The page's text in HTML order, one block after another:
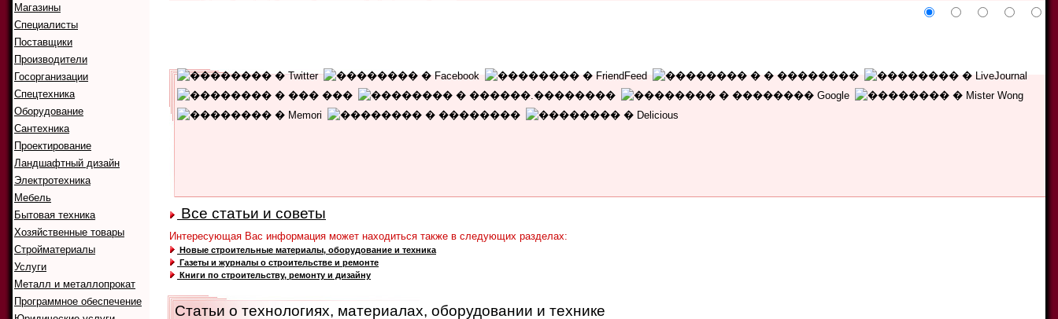
Все статьи и советы
Интересующая Вас информация может находиться также в следующих разделах:
Новые строительные материалы, оборудование и техника
Газеты и журналы о строительстве и ремонте
Книги по строительству, ремонту и дизайну
Статьи о технологиях, материалах, оборудовании и технике
Магазины
Специалисты
Поставщики
Производители
Госорганизации
Спецтехника
Оборудование
Сантехника
Проектирование
Ландшафтный дизайн
Электротехника
Мебель
Бытовая техника
Хозяйственные товары
Стройматериалы
Услуги
Металл и металлопрокат
Программное обеспечение